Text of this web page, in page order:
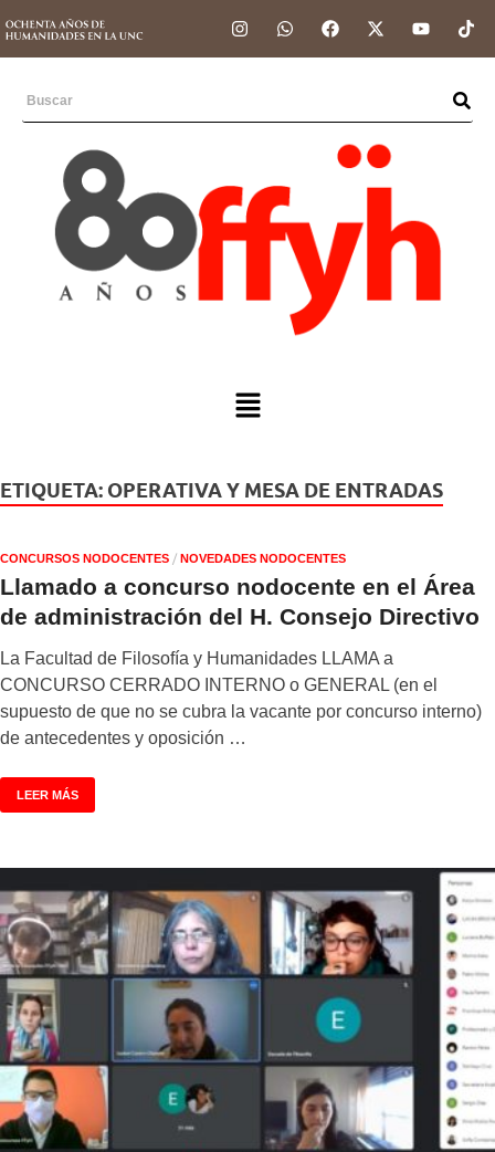
ETIQUETA: OPERATIVA Y MESA DE ENTRADAS
CONCURSOS NODOCENTES / NOVEDADES NODOCENTES
Llamado a concurso nodocente en el Área
de administración del H. Consejo Directivo
La Facultad de Filosofía y Humanidades LLAMA a
CONCURSO CERRADO INTERNO o GENERAL (en el
supuesto de que no se cubra la vacante por concurso interno)
de antecedentes y oposición …
LEER MÁS